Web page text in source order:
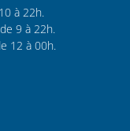
à 22h.
9 à 22h.
12 à 00h.